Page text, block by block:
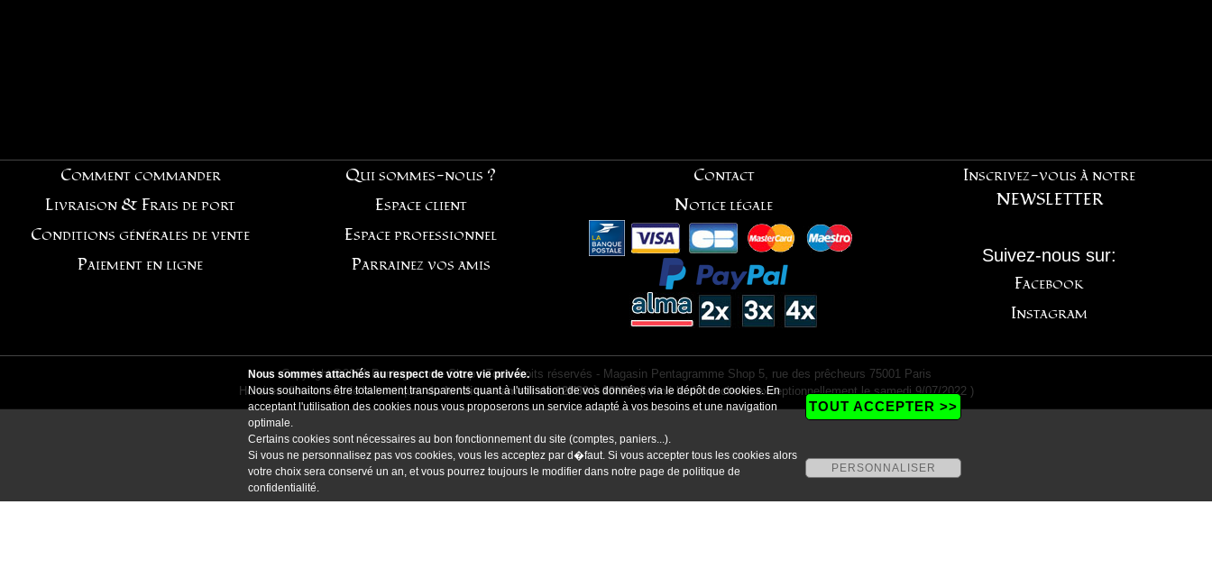
Comment commander
Livraison & Frais de port
Conditions générales de vente
Paiement en ligne
Qui sommes-nous ?
Espace client
Espace professionnel
Parrainez vos amis
Contact
Notice légale
Inscrivez-vous à notre
NEWSLETTER
Suivez-nous sur:
Facebook
Instagram
Copyright@2021 Pentagramme Shop - Tous droits réservés - Magasin Pentagramme Shop 5, rue des prêcheurs 75001 Paris
Horaires d'ouverture de la boutique:du lundi au samedi de 12H30 à 19H30(fermé le dimanche et exceptionnellement le samedi 9/07/2022 )
Nous sommes attachés au respect de votre vie privée.
Nous souhaitons être totalement transparents quant à l'utilisation de vos données via le dépôt de cookies. En
acceptant l'utilisation des cookies nous vous proposerons un service adapté à vos besoins et une navigation
optimale.
Certains cookies sont nécessaires au bon fonctionnement du site (comptes, paniers...).
Si vous ne personnalisez pas vos cookies, vous les acceptez par d�faut. Si vous accepter tous les cookies alors
votre choix sera conservé un an, et vous pourrez toujours le modifier dans notre page de politique de
confidentialité.
TOUT ACCEPTER >>
PERSONNALISER